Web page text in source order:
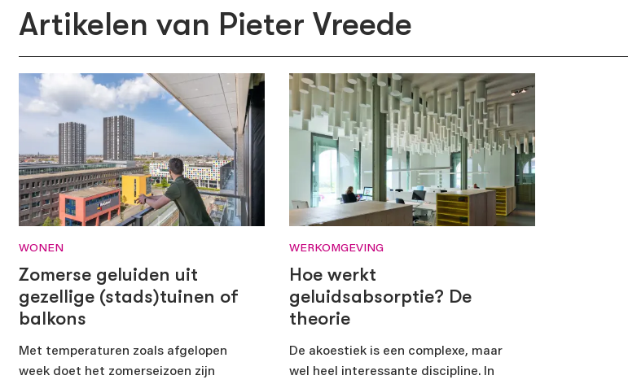
Artikelen van Pieter Vreede
WONEN
Zomerse geluiden uit
gezellige (stads)tuinen of
balkons
Met temperaturen zoals afgelopen
week doet het zomerseizoen zijn
WERKOMGEVING
Hoe werkt
geluidsabsorptie? De
theorie
De akoestiek is een complexe, maar
wel heel interessante discipline. In
Nieuwsbrief
Ik schrijf me in voor de nieuwsbrief
Ik schrijf me niet in voor de nieuwsbrief